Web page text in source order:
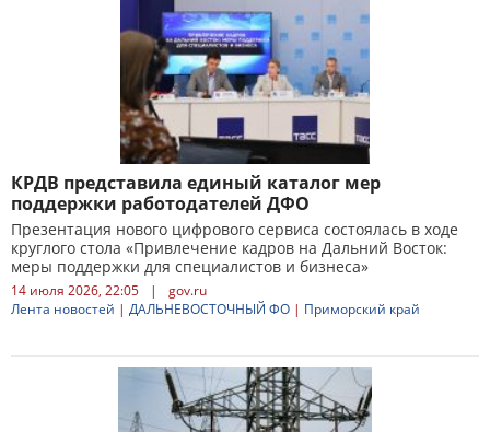
КРДВ представила единый каталог мер
поддержки работодателей ДФО
Презентация нового цифрового сервиса состоялась в ходе
круглого стола «Привлечение кадров на Дальний Восток:
меры поддержки для специалистов и бизнеса»
14 июля 2026, 22:05 |
gov.ru
Лента новостей | ДАЛЬНЕВОСТОЧНЫЙ ФО | Приморский край